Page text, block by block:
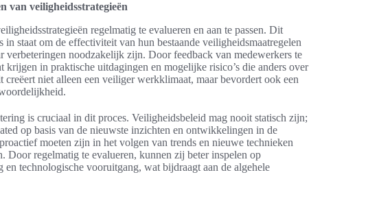
van veiligheidsstrategieën
regelmatig te evalueren en aan te passen. Dit
in staat om de effectiviteit van hun bestaande veiligheidsmaatregelen
verbeteringen noodzakelijk zijn. Door feedback van medewerkers te
in praktische uitdagingen en mogelijke risico’s die anders over
niet alleen een veiliger werkklimaat, maar bevordert ook een
is cruciaal in dit proces. Veiligheidsbeleid mag nooit statisch zijn;
op basis van de nieuwste inzichten en ontwikkelingen in de
moeten zijn in het volgen van trends en nieuwe technieken
Door regelmatig te evalueren, kunnen zij beter inspelen op
technologische vooruitgang, wat bijdraagt aan de algehele